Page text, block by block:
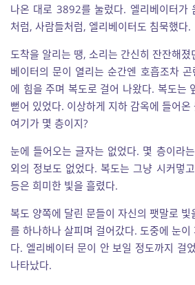
나온 대로 3892를 눌렀다. 엘리베이터가
처럼, 사람들처럼, 엘리베이터도 침묵했다.
도착을 알리는 땡, 소리는 간신히 잔잔해졌
베이터의 문이 열리는 순간엔 호흡조차
에 힘을 주며 복도로 걸어 나왔다. 복도는
뻗어 있었다. 이상하게 지하 감옥에 들어
여기가 몇 층이지?
눈에 들어오는 글자는 없었다. 몇 층이라
외의 정보도 없었다. 복도는 그냥 시커멓
등은 희미한 빛을 흘렸다.
복도 양쪽에 달린 문들이 자신의 팻말로
를 하나하나 살피며 걸어갔다. 도중에 눈이
다. 엘리베이터 문이 안 보일 정도까지 걸
나타났다.